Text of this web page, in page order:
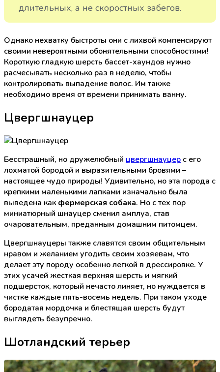
длительных, а не скоростных забегов.
Однако нехватку быстроты они с лихвой компенсируют
своими невероятными обонятельными способностями!
Короткую гладкую шерсть бассет-хаундов нужно
расчесывать несколько раз в неделю, чтобы
контролировать выпадение волос. Им также
необходимо время от времени принимать ванну.
Цвергшнауцер
Бесстрашный, но дружелюбный цвергшнауцер с его
лохматой бородой и выразительными бровями –
настоящее чудо природы! Удивительно, но эта порода с
крепкими маленькими лапками изначально была
выведена как фермерская собака. Но с тех пор
миниатюрный шнауцер сменил амплуа, став
очаровательным, преданным домашним питомцем.
Цвергшнауцеры также славятся своим общительным
нравом и желанием угодить своим хозяевам, что
делает эту породу особенно легкой в дрессировке. У
этих усачей жесткая верхняя шерсть и мягкий
подшерсток, который нечасто линяет, но нуждается в
чистке каждые пять-восемь недель. При таком уходе
бородатая мордочка и блестящая шерсть будут
выглядеть безупречно.
Шотландский терьер